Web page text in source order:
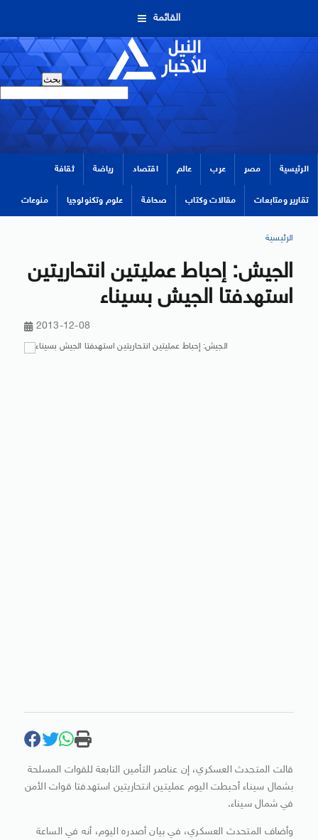
القائمة
الرئيسية مصر عرب عالم اقتصاد رياضة ثقافة
تقارير ومتابعات مقالات وكتاب صحافة علوم وتكنولوجيا منوعات
الرئيسية
الجيش: إحباط عمليتين انتحاريتين
استهدفتا الجيش بسيناء
2013-12-08
قالت المتحدث العسكري، إن عناصر التأمين التابعة للقوات المسلحة
بشمال سيناء أحبطت اليوم عمليتين انتحاريتين استهدفتا قوات الأمن
في شمال سيناء.
وأضاف المتحدث العسكري، في بيان أصدره اليوم، أنه في الساعة